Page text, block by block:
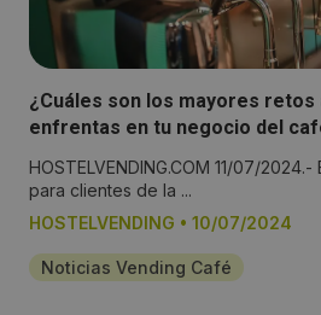
¿Cuáles son los mayores retos
enfrentas en tu negocio del
HOSTELVENDING.COM 11/07/
para clientes de la ...
HOSTELVENDING • 10/07/2024
Noticias Vending Café